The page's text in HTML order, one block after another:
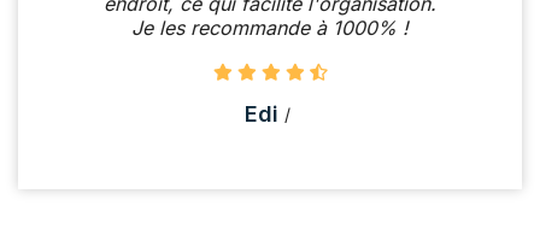
Je les recommande à 1000% !
Edi